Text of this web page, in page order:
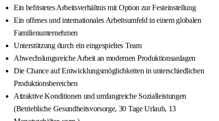
Ein befristetes Arbeitsverhältnis mit Option zur Festeinstellung
Ein offenes und internationales Arbeitsumfeld in einem globalen
Familienunternehmen
Unterstützung durch ein eingespieltes Team
Abwechslungsreiche Arbeit an modernen Produktionsanlagen
Die Chance auf Entwicklungsmöglichkeiten in unterschiedlichen
Produktionsbereichen
Attraktive Konditionen und umfangreiche Sozialleistungen
(Betriebliche Gesundheitsvorsorge, 30 Tage Urlaub, 13